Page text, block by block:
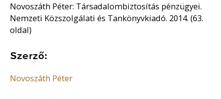
Novoszáth Péter: Társadalombiztosítás pénzügyei.
Nemzeti Közszolgálati és Tankönyvkiadó. 2014. (63.
oldal)
Szerző:
Novoszáth Péter